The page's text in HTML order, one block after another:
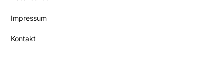
Impressum
Kontakt